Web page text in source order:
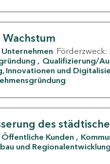
Unternehmen Förderzweck:
Qualifizierung/
Innovationen und
des
Öffentliche Kunden
und Regionalentwicklung